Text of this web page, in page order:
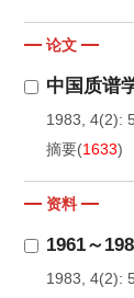
论文
中国质谱
1983, 4(2):
摘要(1633)
资料
1961～
1983, 4(2):